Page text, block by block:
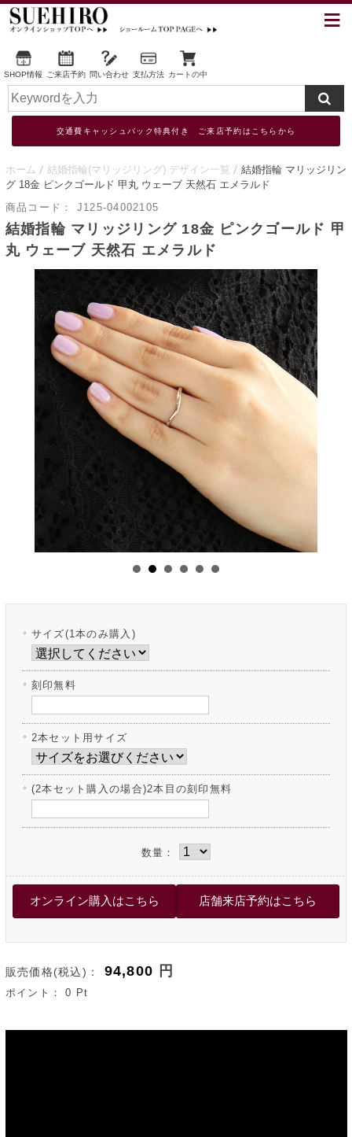
SHOP情報 ご来店予約 問い合わせ 支払方法 カートの中
交通費キャッシュバック特典付き ご来店予約はこちらから
ホーム 結婚指輪(マリッジリング) デザイン一覧
結婚指輪 マリッジリン
グ 18金 ピンクゴールド 甲丸 ウェーブ 天然石 エメラルド
商品コード：
J125-04002105
結婚指輪 マリッジリング 18金 ピンクゴールド 甲
丸 ウェーブ 天然石 エメラルド
サイズ(1本のみ購入)
刻印無料
2本セット用サイズ
(2本セット購入の場合)2本目の刻印無料
数量：
販売価格(税込)： 94,800 円
ポイント：0 Pt